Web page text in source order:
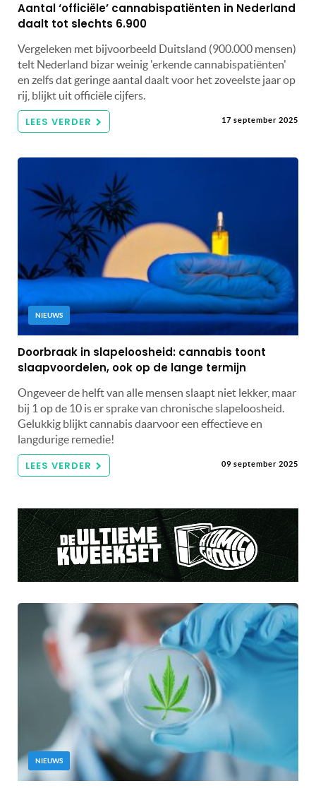
Aantal ‘officiële’ cannabispatiënten in Nederland
daalt tot slechts 6.900
Vergeleken met bijvoorbeeld Duitsland (900.000 mensen)
telt Nederland bizar weinig 'erkende cannabispatiënten'
en zelfs dat geringe aantal daalt voor het zoveelste jaar op
rij, blijkt uit officiële cijfers.
LEES VERDER 17 september 2025
NIEUWS
Doorbraak in slapeloosheid: cannabis toont
slaapvoordelen, ook op de lange termijn
Ongeveer de helft van alle mensen slaapt niet lekker, maar
bij 1 op de 10 is er sprake van chronische slapeloosheid.
Gelukkig blijkt cannabis daarvoor een effectieve en
langdurige remedie!
LEES VERDER 09 september 2025
NIEUWS